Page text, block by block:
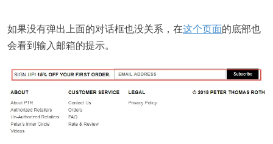
如果没有弹出上面的对话框也没关系，在这个页面的底部也
会看到输入邮箱的提示。